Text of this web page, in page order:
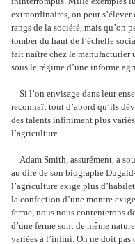
extraordinaires, on peut
rangs de la société, mais qu’on
tomber du haut de l’échelle
fait naître chez le manufacturier
sous le régime d’une informe
Si l’on envisage dans leur
reconnaît tout d’abord qu’ils
des talents infiniment plus
l’agriculture.
Adam Smith, assurément, a
au dire de son biographe
l’agriculture exige plus
la confection d’une montre
ferme, nous nous contenterons
d’une ferme sont de même
variées à l’infini. On ne doit